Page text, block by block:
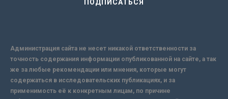
Администрация сайта не несет никакой ответственности за
точность содержания информации опубликованной на сайте, а так
же за любые рекомендации или мнения, которые могут
содержаться в исследовательских публикациях, и за
применимость её к конкретным лицам, по причине